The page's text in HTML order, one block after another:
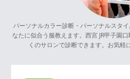
パーソナルカラー診断・パーソナルスタ
なたに似合う服教えます。西宮 JR甲子園
くのサロンで診断できます。お気軽